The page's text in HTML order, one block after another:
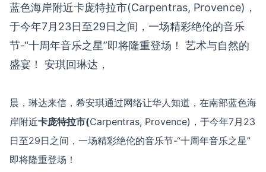
蓝色海岸附近卡庞特拉市(Carpentras, Provence)，
于今年7月23日至29日之间，一场精彩绝伦的音乐
节-“十周年音乐之星”即将隆重登场！ 艺术与自然的
盛宴！ 安琪回琳达，
晨，琳达来信，希安琪通过网络让华人知道，在南部蓝色海
岸附近卡庞特拉市(Carpentras, Provence)，于今年7月23
日至29日之间，一场精彩绝伦的音乐节-“十周年音乐之星”
即将隆重登场！